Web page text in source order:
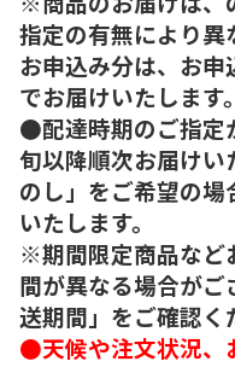
指定の有無により異
お申込み分は、お
でお届けいたします
●配達時期のご指定
旬以降順次お届けい
のし」をご希望の
いたします。
※期間限定商品など
間が異なる場合がご
送期間」をご確認く
●天候や注文状況、